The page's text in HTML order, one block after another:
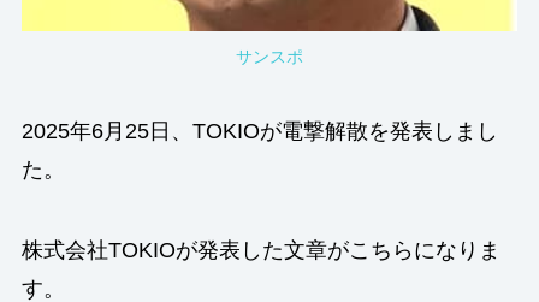
サンスポ
2025年6月25日、TOKIOが電撃解散を発表しまし
た。
株式会社TOKIOが発表した文章がこちらになりま
す。